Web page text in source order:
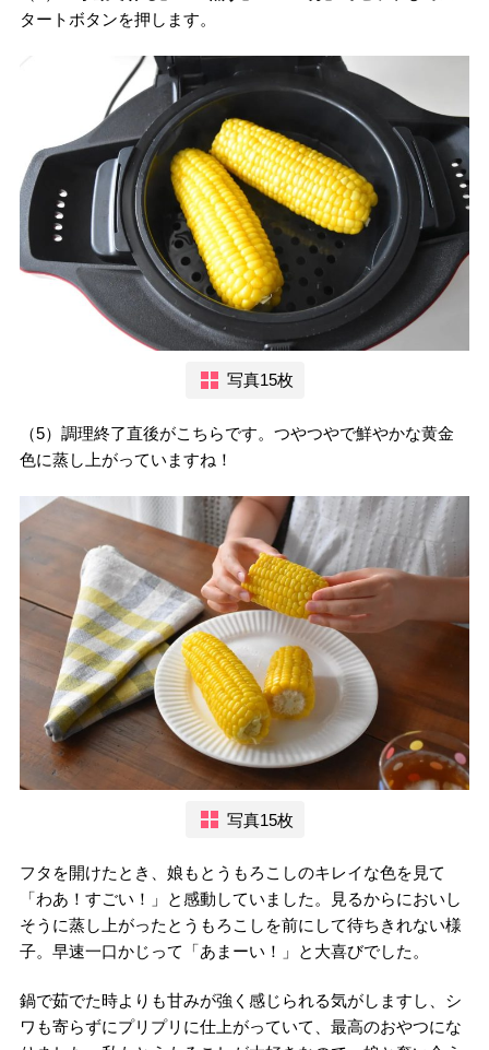
タートボタンを押します。
写真15枚
（5）調理終了直後がこちらです。つやつやで鮮やかな黄金
色に蒸し上がっていますね！
写真15枚
フタを開けたとき、娘もとうもろこしのキレイな色を見て
「わあ！すごい！」と感動していました。見るからにおいし
そうに蒸し上がったとうもろこしを前にして待ちきれない様
子。早速一口かじって「あまーい！」と大喜びでした。
鍋で茹でた時よりも甘みが強く感じられる気がしますし、シ
ワも寄らずにプリプリに仕上がっていて、最高のおやつにな